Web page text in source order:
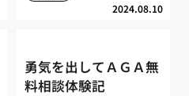
2024.08.10
勇気を出してＡＧＡ無
料相談体験記